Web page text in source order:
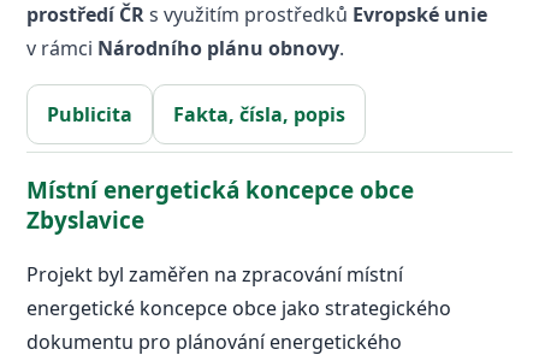
prostředí ČRs využitím prostředků Evropské unie
v rámci Národního plánu obnovy.
Publicita Fakta, čísla, popis
Místní energetická koncepce obce
Zbyslavice
Projekt byl zaměřen na zpracování místní
energetické koncepce obce jako strategického
dokumentu pro plánování energetického